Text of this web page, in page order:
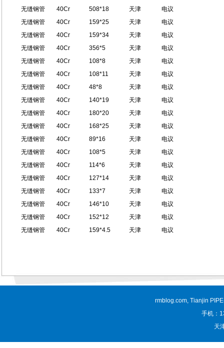
无缝钢管
40Cr 508*18 天津
电议
无缝钢管
40Cr 159*25 天津
电议
无缝钢管
40Cr 159*34 天津
电议
无缝钢管
40Cr 356*5 天津
电议
无缝钢管
40Cr 108*8 天津
电议
无缝钢管
40Cr 108*11 天津
电议
无缝钢管
40Cr 48*8 天津
电议
无缝钢管
40Cr 140*19 天津
电议
无缝钢管
40Cr 180*20 天津
电议
无缝钢管
40Cr 168*25 天津
电议
无缝钢管
40Cr 89*16 天津
电议
无缝钢管
40Cr 108*5 天津
电议
无缝钢管
40Cr 114*6 天津
电议
无缝钢管
40Cr 127*14 天津
电议
无缝钢管
40Cr 133*7 天津
电议
无缝钢管
40Cr 146*10 天津
电议
无缝钢管
40Cr 152*12 天津
电议
无缝钢管
40Cr 159*4.5 天津 电议
rmblog.com, Tianjin
手机：
天